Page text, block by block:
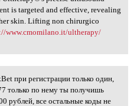
is targeted and effective, revealing
skin. Lifting non chirurgico
www.cmomilano.it/ultherapy/
при
при регистрации только один,
только по нему ты получишь
рублей, все остальные коды не